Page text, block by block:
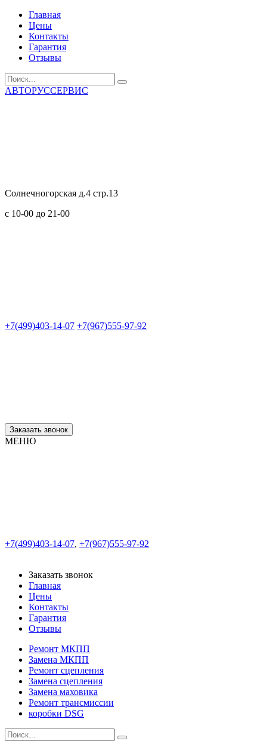
Главная
Цены
Контакты
Гарантия
Отзывы
АВТОРУССЕРВИС
Солнечногорская д.4 стр.13
с 10-00 до 21-00
+7(499)403-14-07 +7(967)555-97-92
Заказать звонок
МЕНЮ
+7(499)403-14-07, +7(967)555-97-92
Заказать звонок
Главная
Цены
Контакты
Гарантия
Отзывы
Ремонт МКПП
Замена МКПП
Ремонт сцепления
Замена сцепления
Замена маховика
Ремонт трансмиссии
коробки DSG